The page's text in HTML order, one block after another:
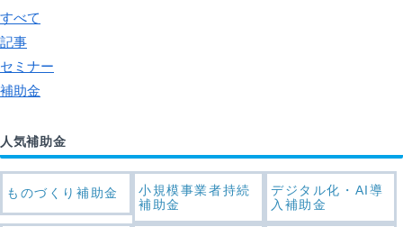
すべて
記事
セミナー
補助金
人気補助金
ものづくり補助金
小規模事業者持続
補助金
デジタル化・AI導
入補助金